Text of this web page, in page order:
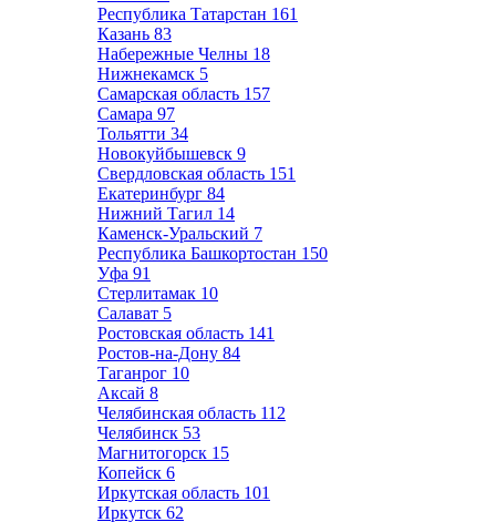
Республика Татарстан 161
Казань 83
Набережные Челны 18
Нижнекамск 5
Самарская область 157
Самара 97
Тольятти 34
Новокуйбышевск 9
Свердловская область 151
Екатеринбург 84
Нижний Тагил 14
Каменск-Уральский 7
Республика Башкортостан 150
Уфа 91
Стерлитамак 10
Салават 5
Ростовская область 141
Ростов-на-Дону 84
Таганрог 10
Аксай 8
Челябинская область 112
Челябинск 53
Магнитогорск 15
Копейск 6
Иркутская область 101
Иркутск 62